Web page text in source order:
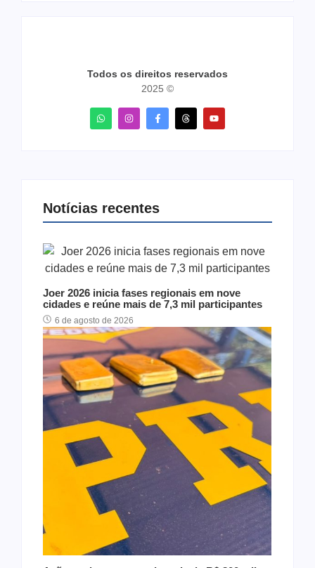
Todos os direitos reservados
2025 ©
Notícias recentes
Joer 2026 inicia fases regionais em nove
cidades e reúne mais de 7,3 mil participantes
6 de agosto de 2026